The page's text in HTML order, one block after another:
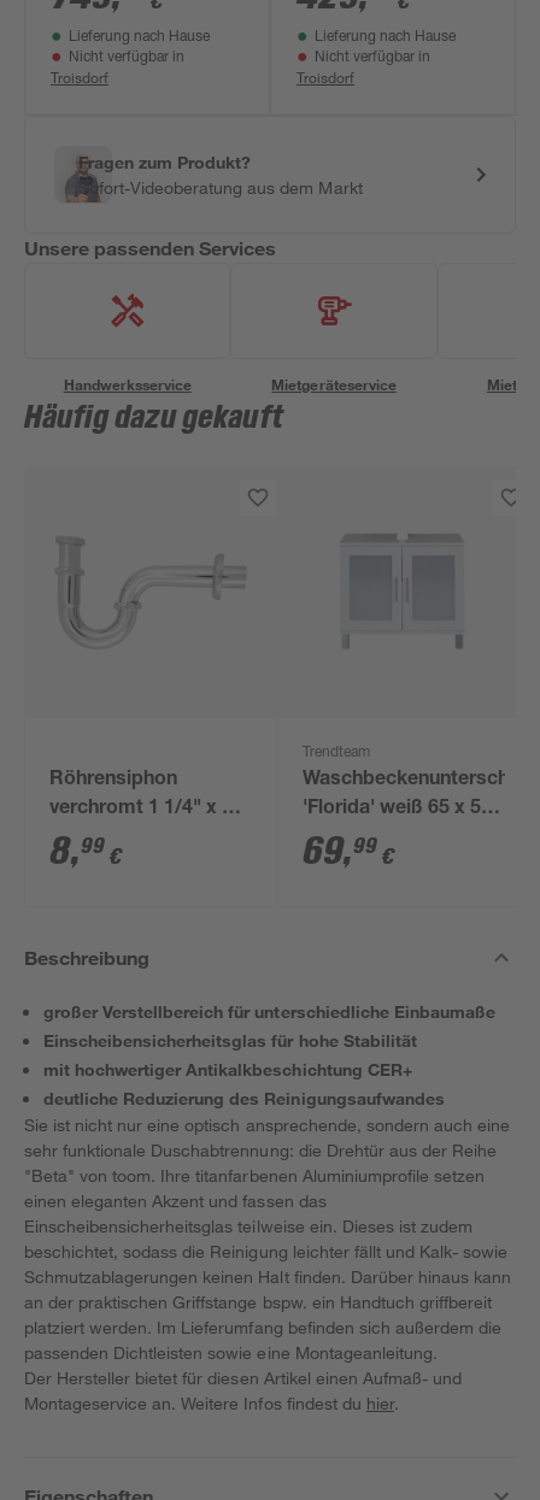
Lieferung nach Hause
Nicht verfügbar in
Troisdorf
Dekor, 80 x 192 cm
Lieferung nach Hause
Nicht verfügbar in
Troisdorf
Fragen zum Produkt?
Sofort-Videoberatung aus dem Markt
Unsere passenden Services
Handwerksservice Mietgeräteservice
Häufig dazu gekauft
Röhrensiphon
verchromt 1 1/4" x 32
mm
8,99 €
Trendteam
'Florida' weiß 65 x 56
x 33 cm
69,99 €
Beschreibung
großer Verstellbereich für unterschiedliche Einbaumaße
Einscheibensicherheitsglas für hohe Stabilität
mit hochwertiger Antikalkbeschichtung CER+
deutliche Reduzierung des Reinigungsaufwandes
Sie ist nicht nur eine optisch ansprechende, sondern auch eine
sehr funktionale Duschabtrennung: die Drehtür aus der Reihe
"Beta" von toom. Ihre titanfarbenen Aluminiumprofile setzen
einen eleganten Akzent und fassen das
Einscheibensicherheitsglas teilweise ein. Dieses ist zudem
beschichtet, sodass die Reinigung leichter fällt und Kalk- sowie
Schmutzablagerungen keinen Halt finden. Darüber hinaus kann
an der praktischen Griffstange bspw. ein Handtuch griffbereit
platziert werden. Im Lieferumfang befinden sich außerdem die
passenden Dichtleisten sowie eine Montageanleitung.
Der Hersteller bietet für diesen Artikel einen Aufmaß- und
Montageservice an. Weitere Infos findest du hier.